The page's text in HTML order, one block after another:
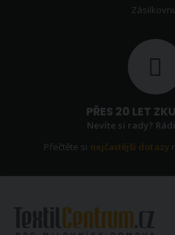
PŘES 20 LET
Nevíte si rady?
Přečtěte si nejčastější dotazy